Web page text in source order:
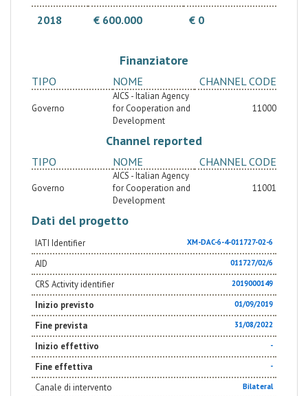
2018
€ 600.000 € 0
Finanziatore
TIPO NOME CHANNEL CODE
Governo
AICS - Italian Agency
for Cooperation and
Development
11000
Channel reported
TIPO NOME CHANNEL CODE
Governo
AICS - Italian Agency
for Cooperation and
Development
11001
Dati del progetto
IATI Identifier XM-DAC-6-4-011727-02-6
AID 011727/02/6
CRS Activity identifier 2019000149
Inizio previsto 01/09/2019
Fine prevista 31/08/2022
Inizio effettivo -
Fine effettiva -
Canale di intervento Bilateral